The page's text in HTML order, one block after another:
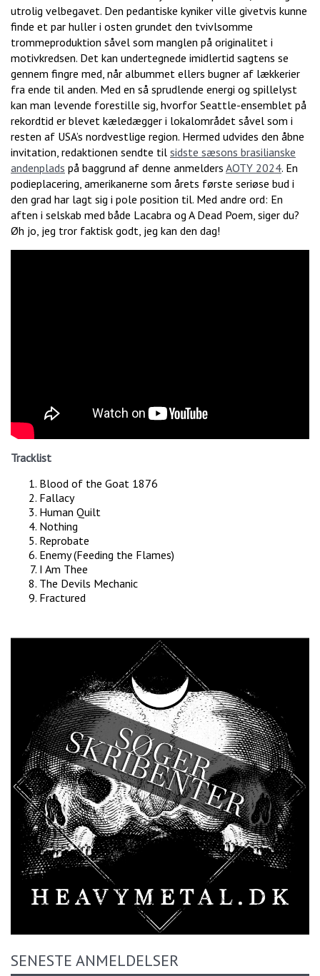
utrolig velbegavet. Den pedantiske kyniker ville givetvis kunne
finde et par huller i osten grundet den tvivlsomme
trommeproduktion såvel som manglen på originalitet i
motivkredsen. Det kan undertegnede imidlertid sagtens se
gennem fingre med, når albummet ellers bugner af lækkerier
fra ende til anden. Med en så sprudlende energi og spillelyst
kan man levende forestille sig, hvorfor Seattle-ensemblet på
rekordtid er blevet kæledægger i lokalområdet såvel som i
resten af USA’s nordvestlige region. Hermed udvides den åbne
invitation, redaktionen sendte til sidste sæsons brasilianske
andenplads på baggrund af denne anmelders AOTY 2024. En
podieplacering, amerikanerne som årets første seriøse bud i
den grad har lagt sig i pole position til. Med andre ord: En
aften i selskab med både Lacabra og A Dead Poem, siger du?
Øh jo, jeg tror faktisk godt, jeg kan den dag!
Tracklist
Blood of the Goat 1876
Fallacy
Human Quilt
Nothing
Reprobate
Enemy (Feeding the Flames)
I Am Thee
The Devils Mechanic
Fractured
SENESTE ANMELDELSER